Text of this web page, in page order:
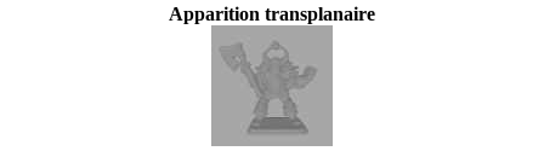
Apparition transplanaire